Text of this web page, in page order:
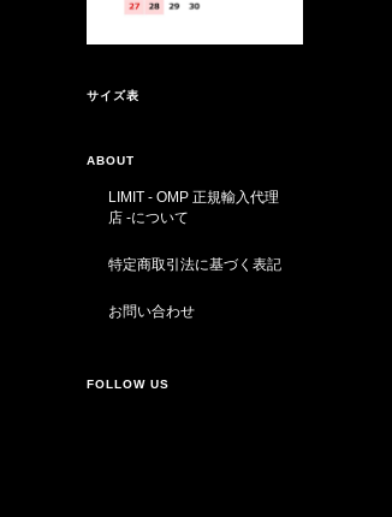
サイズ表
ABOUT
LIMIT - OMP 正規輸入代理
店 -について
特定商取引法に基づく表記
お問い合わせ
FOLLOW US